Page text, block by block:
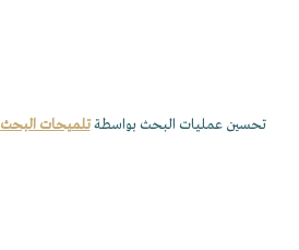
تحسين عمليات البحث بواسطةتلميحات البحث